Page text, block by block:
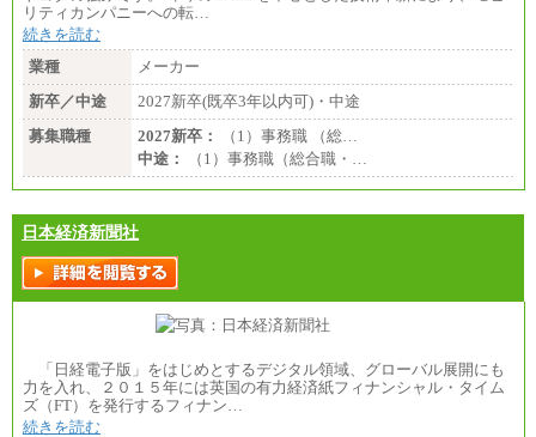
リティカンパニーへの転…
続きを読む
業種
メーカー
新卒／中途
2027新卒(既卒3年以内可)・中途
募集職種
2027新卒：
（1）事務職 （総…
中途：
（1）事務職（総合職・…
日本経済新聞社
「日経電子版」をはじめとするデジタル領域、グローバル展開にも
力を入れ、２０１５年には英国の有力経済紙フィナンシャル・タイム
ズ（FT）を発行するフィナン…
続きを読む